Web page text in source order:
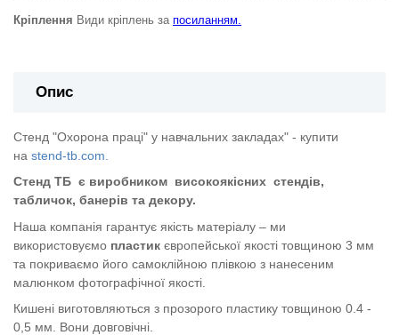
Кріплення Види кріплень за посиланням.
Опис
Стенд "Охорона праці" у навчальних закладах" - купити
на stend-tb.com.
Стенд ТБ є виробником високоякісних стендів,
табличок, банерів та декору.
Наша компанія гарантує якість матеріалу – ми
використовуємо пластик європейської якості товщиною 3 мм
та покриваємо його самоклійною плівкою з нанесеним
малюнком фотографічної якості.
Кишені виготовляються з прозорого пластику товщиною 0.4 -
0,5 мм. Вони довговічні.